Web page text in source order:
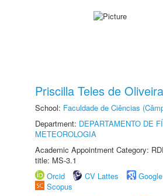
Priscilla Teles de Oliveira
School: Faculdade de Ciências
Department: DEPARTAMENTO DE
METEOROLOGIA
Academic Appointment Category:
title: MS-3.1
Orcid
CV Lattes
Scopus